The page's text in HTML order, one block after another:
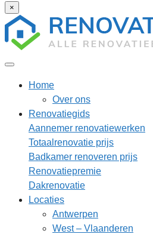
×
Home
Over ons
Renovatiegids
Aannemer renovatiewerken
Totaalrenovatie prijs
Badkamer renoveren prijs
Renovatiepremie
Dakrenovatie
Locaties
Antwerpen
West – Vlaanderen